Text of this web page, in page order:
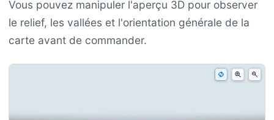
Vous pouvez manipuler l'aperçu 3D pour observer
le relief, les vallées et l'orientation générale de la
carte avant de commander.